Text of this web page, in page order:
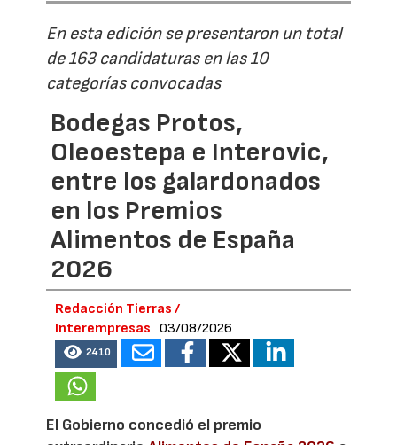
En esta edición se presentaron un total
de 163 candidaturas en las 10
categorías convocadas
Bodegas Protos,
Oleoestepa e Interovic,
entre los galardonados
en los Premios
Alimentos de España
2026
Redacción Tierras /
Interempresas
03/08/2026
2410
El Gobierno concedió el premio